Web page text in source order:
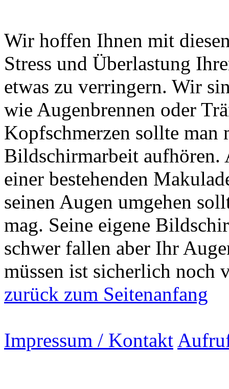
Wir hoffen Ihnen mit
Stress und Überlastung
etwas zu verringern. Wir
wie Augenbrennen oder
Kopfschmerzen sollte
Bildschirmarbeit aufhören.
einer bestehenden
seinen Augen umgehen
mag. Seine eigene
schwer fallen aber Ihr
müssen ist sicherlich noch
zurück zum Seitenanfang
Impressum / Kontakt